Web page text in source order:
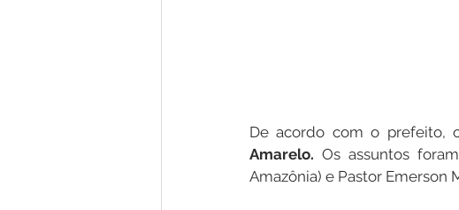
De acordo com o prefeito,
Amarelo. Os assuntos
Amazônia) e Pastor Emerson